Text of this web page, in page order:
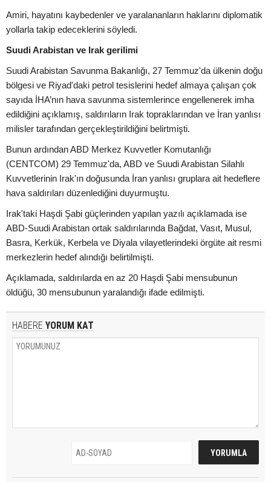
Amiri, hayatını kaybedenler ve yaralananların haklarını diplomatik
yollarla takip edeceklerini söyledi.
Suudi Arabistan ve Irak gerilimi
Suudi Arabistan Savunma Bakanlığı, 27 Temmuz'da ülkenin doğu
bölgesi ve Riyad'daki petrol tesislerini hedef almaya çalışan çok
sayıda İHA’nın hava savunma sistemlerince engellenerek imha
edildiğini açıklamış, saldırıların Irak topraklarından ve İran yanlısı
milisler tarafından gerçekleştirildiğini belirtmişti.
Bunun ardından ABD Merkez Kuvvetler Komutanlığı
(CENTCOM) 29 Temmuz'da, ABD ve Suudi Arabistan Silahlı
Kuvvetlerinin Irak'ın doğusunda İran yanlısı gruplara ait hedeflere
hava saldırıları düzenlediğini duyurmuştu.
Irak'taki Haşdi Şabi güçlerinden yapılan yazılı açıklamada ise
ABD-Suudi Arabistan ortak saldırılarında Bağdat, Vasıt, Musul,
Basra, Kerkük, Kerbela ve Diyala vilayetlerindeki örgüte ait resmi
merkezlerin hedef alındığı belirtilmişti.
Açıklamada, saldırılarda en az 20 Haşdi Şabi mensubunun
öldüğü, 30 mensubunun yaralandığı ifade edilmişti.
HABERE YORUM KAT